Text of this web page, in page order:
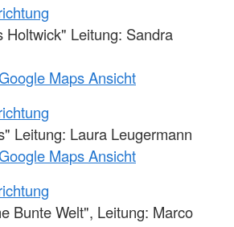
Holtwick" Leitung: Sandra
Maps Ansicht
Leitung: Laura Leugermann
Maps Ansicht
Bunte Welt", Leitung: Marco